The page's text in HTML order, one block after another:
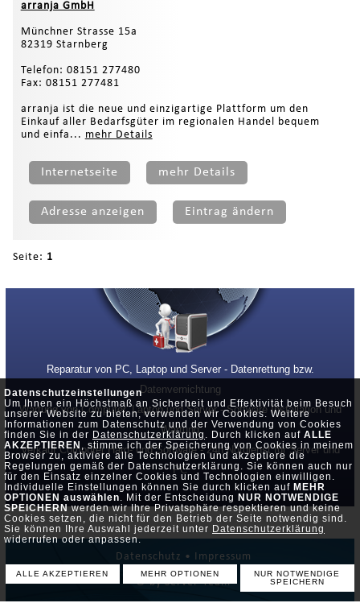
Datenschutzeinstellungen
Um Ihnen ein Höchstmaß an Sicherheit und Effektivität beim Besuch
unserer Website zu bieten, verwenden wir Cookies. Weitere
Informationen zum Datenschutz und der Verwendung von Cookies
finden Sie in der Datenschutzerklärung . Durch klicken auf ALLE
AKZEPTIEREN , stimme ich der Speicherung von Cookies in meinem
Browser zu, aktiviere alle Technologien und akzeptiere die
Regelungen gemäß der Datenschutzerklärung. Sie können auch nur
für den Einsatz einzelner Cookies und Technologien einwilligen.
Individuelle Einstellungen können Sie durch klicken auf MEHR
OPTIONEN auswählen. Mit der Entscheidung NUR NOTWENDIGE
SPEICHERNwerden wir Ihre Privatsphäre respektieren und keine
Cookies setzen, die nicht für den Betrieb der Seite notwendig sind.
Sie können Ihre Auswahl jederzeit unter Datenschutzerklärung
widerrufen oder anpassen.
ALLE AKZEPTIEREN MEHR OPTIONEN
NUR NOTWENDIGE
SPEICHERN
arranja GmbH
Münchner Strasse 15a
82319 Starnberg
Telefon: 08151 277480
Fax: 08151 277481
arranja ist die neue und einzigartige Plattform um den
Einkauf aller Bedarfsgüter im regionalen Handel bequem
und einfa... mehr Details
Internetseite mehr Details
Adresse anzeigen Eintrag ändern
Seite: 1
Reparatur von PC, Laptop und Server - Datenrettung bzw.
Datenvernichtung
Wartung von Computer, Laptop und Server - Software Installation und
Wartung
Verkauf Computer Hard- und Software - 24h Notdienst für Server und
PC
Datenschutz • Impressum
© by Server-Team